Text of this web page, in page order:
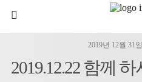
2019년 12월 31
2019.12.22 함께